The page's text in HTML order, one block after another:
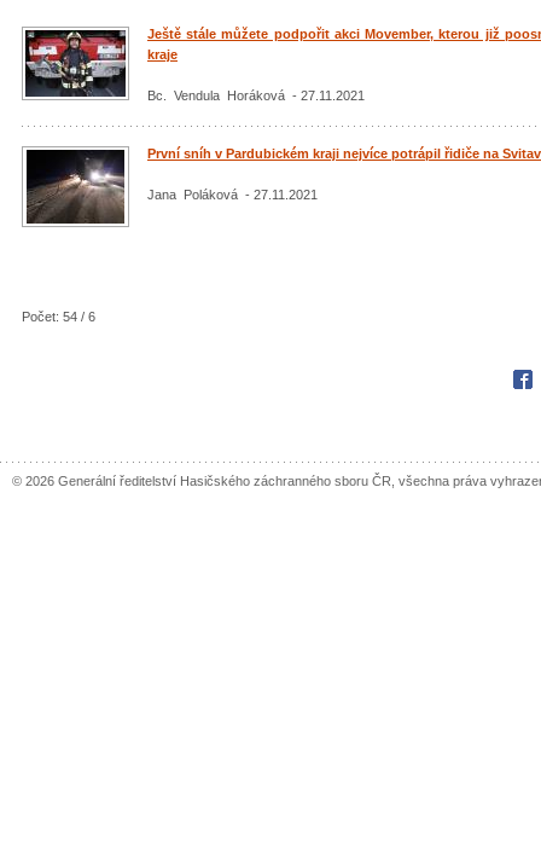
Ještě stále můžete podpořit akci Movember, kterou již
kraje
Bc. Vendula Horáková - 27.11.2021
První sníh v Pardubickém kraji nejvíce potrápil řidiče na
Jana Poláková - 27.11.2021
Počet: 54 / 6
© 2026 Generální ředitelství Hasičského záchranného sboru ČR, všechna práva